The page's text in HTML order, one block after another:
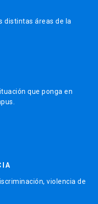
distintas áreas de la
que ponga en
violencia de